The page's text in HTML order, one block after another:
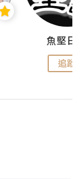
魚堅日
追蹤